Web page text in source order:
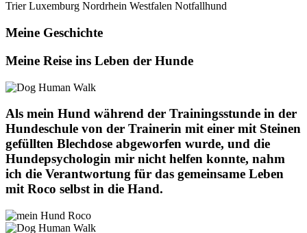
Meine Geschichte
Meine Reise ins Leben der Hunde
Als mein Hund während der Trainingsstunde in der
Hundeschule von der Trainerin mit einer mit Steinen
gefüllten Blechdose abgeworfen wurde, und die
Hundepsychologin mir nicht helfen konnte, nahm
ich die Verantwortung für das gemeinsame Leben
mit Roco selbst in die Hand.